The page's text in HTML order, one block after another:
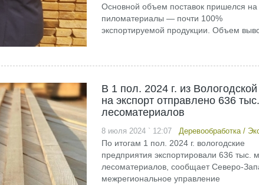
Основной объем поставок пришелся на
пиломатериалы — почти 100%
экспортируемой продукции. Объем
В 1 пол. 2024 г. из
на экспорт отправлено 636
лесоматериалов
8 июля 2024 ` 12:07 Деревообработка/
По итогам 1 пол. 2024 г. вологодские
предприятия экспортировали 636 тыс.
лесоматериалов, сообщает Северо-
межрегиональное управление